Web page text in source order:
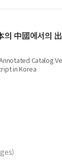
의 中國에서의
Catalog
in Korea